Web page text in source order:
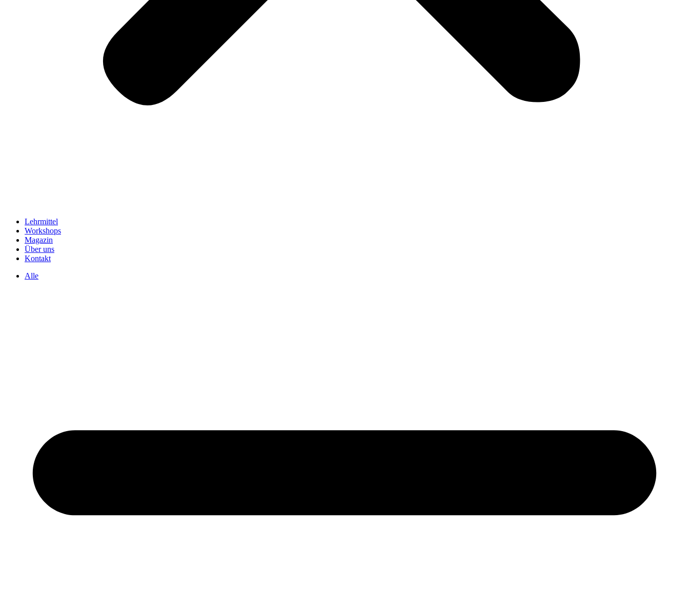
Lehrmittel
Workshops
Magazin
Über uns
Kontakt
Alle